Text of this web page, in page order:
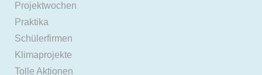
Projektwochen
Praktika
Schülerfirmen
Klimaprojekte
Tolle Aktionen